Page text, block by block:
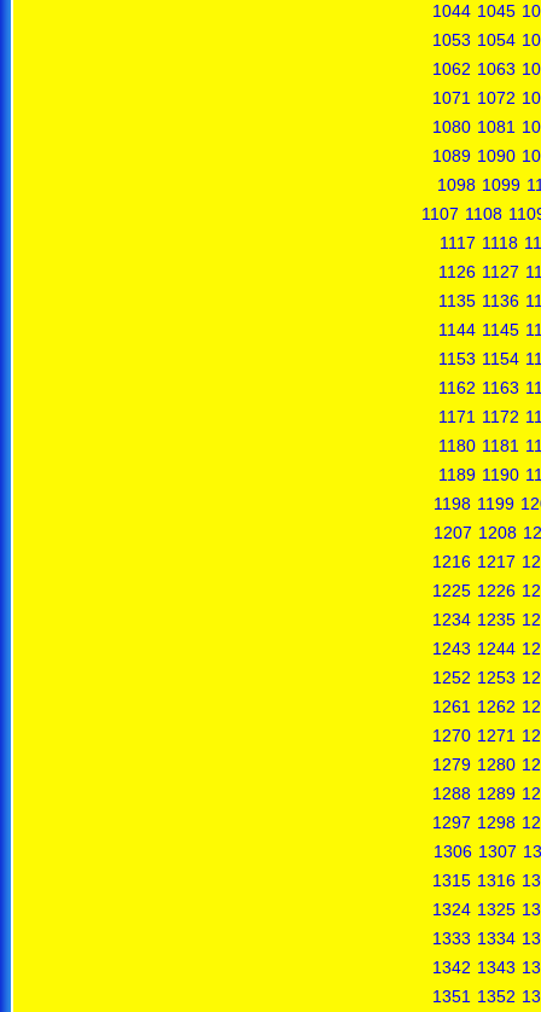
1044 1045
1053 1054
1062 1063
1071 1072
1080 1081
1089 1090
1098 1099
1107 1108
1117 1118
1126 1127
1135 1136
1144 1145
1153 1154
1162 1163
1171 1172
1180 1181
1189 1190
1198 1199
1207 1208
1216 1217
1225 1226
1234 1235
1243 1244
1252 1253
1261 1262
1270 1271
1279 1280
1288 1289
1297 1298
1306 1307
1315 1316
1324 1325
1333 1334
1342 1343
1351 1352